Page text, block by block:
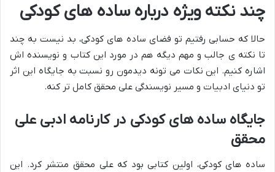
چند نکته ویژه درباره ساده های کودکی
حالا که حسابی رفتیم تو فضای ساده های کودکی، بد نیست به چند
تا نکته ی جالب و مهم دیگه هم در مورد این کتاب و نویسنده اش
اشاره کنیم. این نکات می تونه دیدمون رو نسبت به جایگاه این اثر
تو دنیای ادبیات و مسیر نویسندگی علی محقق کامل تر کنه.
جایگاه ساده های کودکی در کارنامه ادبی علی
محقق
ساده های کودکی، اولین کتابی بود که علی محقق منتشر کرد. این